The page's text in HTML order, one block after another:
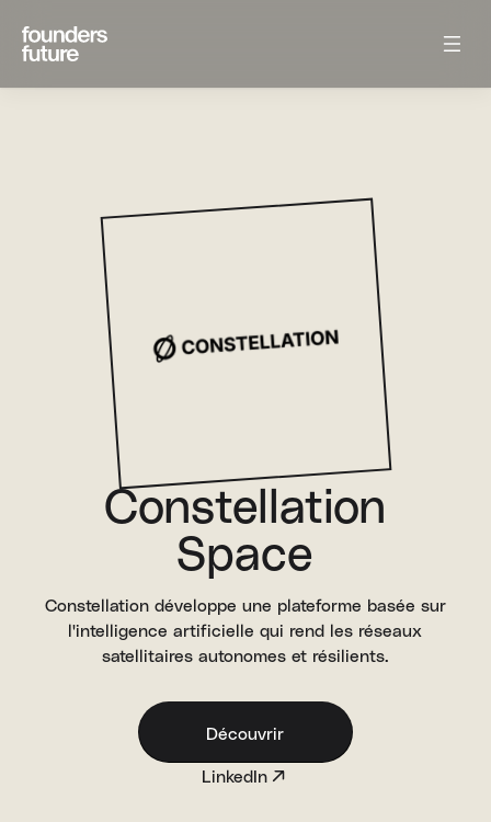
Constellation
Space
Constellation développe une plateforme basée sur
l'intelligence artificielle qui rend les réseaux
satellitaires autonomes et résilients.
Découvrir
LinkedIn